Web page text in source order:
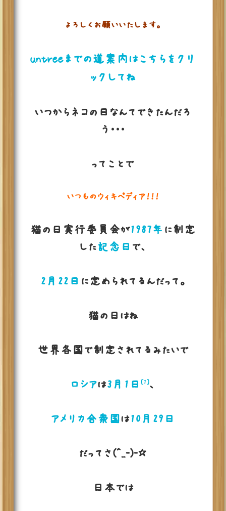
よろしくお願いいたします。
untreeまでの道案内はこちらをクリ
ックしてね
いつからネコの日なんてできたんだろ
う・・・
ってことで
いつものウィキペディア！！！
猫の日実行委員会が1987年 に制定
した記念日 で、
2月22日 に定められてるんだって。
猫の日はね
世界各国で制定されてるみたいで
ロシアは3月1日 [1]、
アメリカ合衆国は10月29日
だってさ(^_-)-☆
日本では